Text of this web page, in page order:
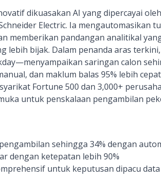
dikuasakan AI yang dipercayai
Electric. Ia mengautomasikan
memberikan pandangan analitikal
lebih bijak. Dalam penanda aras
saringan calon
dan maklum balas 95% lebih
Fortune 500 dan 3,000+
untuk penskalaan pengambilan
sehingga 34% dengan
dengan ketepatan lebih 90%
untuk keputusan dipacu data